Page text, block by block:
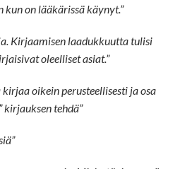
on lääkärissä käynyt.”
Kirjaamisen laadukkuutta tulisi
oleelliset asiat.”
kirjaa oikein perusteellisesti ja osa
kirjauksen tehdä”